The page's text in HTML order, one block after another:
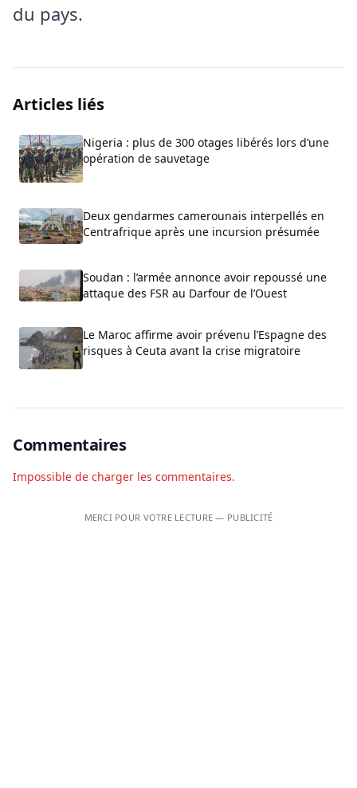
du pays.
Articles liés
Nigeria : plus de 300 otages libérés lors d’une
opération de sauvetage
Deux gendarmes camerounais interpellés en
Centrafrique après une incursion présumée
Soudan : l’armée annonce avoir repoussé une
attaque des FSR au Darfour de l’Ouest
Le Maroc affirme avoir prévenu l’Espagne des
risques à Ceuta avant la crise migratoire
Commentaires
Impossible de charger les commentaires.
MERCI POUR VOTRE LECTURE — PUBLICITÉ